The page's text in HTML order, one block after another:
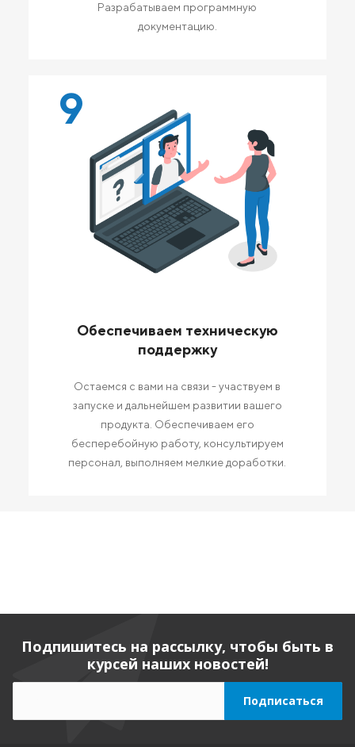
Разрабатываем программную
документацию.
9
Обеспечиваем техническую
поддержку
Остаемся с вами на связи - участвуем в
запуске и дальнейшем развитии вашего
продукта. Обеспечиваем его
бесперебойную работу, консультируем
персонал, выполняем мелкие доработки.
Подпишитесь на рассылку, чтобы быть в
курсей наших новостей!